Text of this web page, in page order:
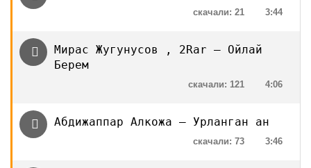
3:44
скачали: 21
Мирас Жугунусов , 2Rar — Ойлай
Берем
4:06
скачали: 121
Абдижаппар Алкожа — Урланган ан
3:46
скачали: 73